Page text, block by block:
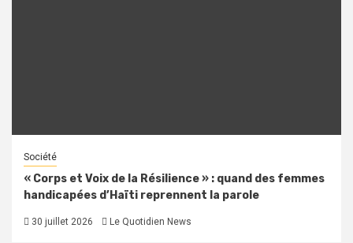
Société
« Corps et Voix de la Résilience » : quand des femmes
handicapées d’Haïti reprennent la parole
30 juillet 2026 Le Quotidien News